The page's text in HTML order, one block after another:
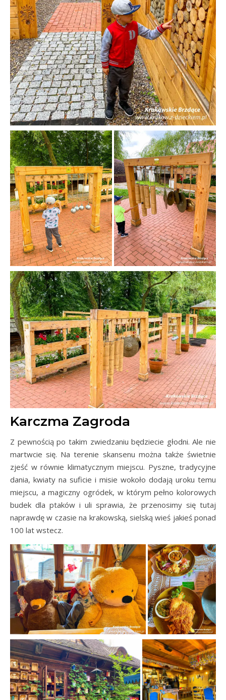
Karczma Zagroda
Z pewnością po takim zwiedzaniu będziecie głodni. Ale nie
martwcie się. Na terenie skansenu można także świetnie
zjeść w równie klimatycznym miejscu. Pyszne, tradycyjne
dania, kwiaty na suficie i misie wokoło dodają uroku temu
miejscu, a magiczny ogródek, w którym pełno kolorowych
budek dla ptaków i uli sprawia, że przenosimy się tutaj
naprawdę w czasie na krakowską, sielską wieś jakieś ponad
100 lat wstecz.